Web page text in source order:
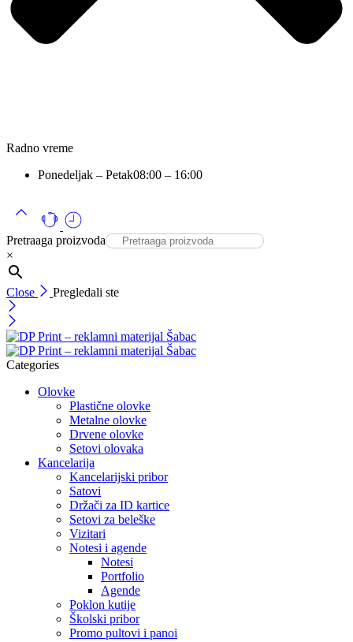
Radno vreme
Ponedeljak – Petak08:00 – 16:00
Pretraaga proizvoda
×
Close Pregledali ste
Categories
Olovke
Plastične olovke
Metalne olovke
Drvene olovke
Setovi olovaka
Kancelarija
Kancelarijski pribor
Satovi
Držači za ID kartice
Setovi za beleške
Vizitari
Notesi i agende
Notesi
Portfolio
Agende
Poklon kutije
Školski pribor
Promo pultovi i panoi